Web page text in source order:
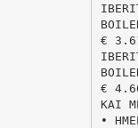
€
€
ΚΑΙ
•